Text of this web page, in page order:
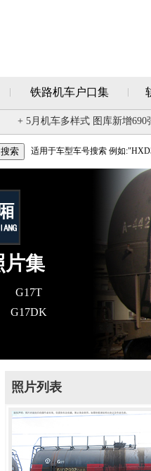
铁路机车户口集
+ 5月机车多样式 图库新增690
适用于车型车号搜索 例如
片集
G17T
G17DK
照片列表